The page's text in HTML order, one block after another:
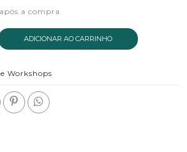
a compra.
ADICIONAR AO CARRINHO
Workshops